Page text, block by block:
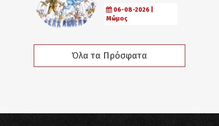
06-08-2026 |
Μώμος
Όλα τα Πρόσφατα